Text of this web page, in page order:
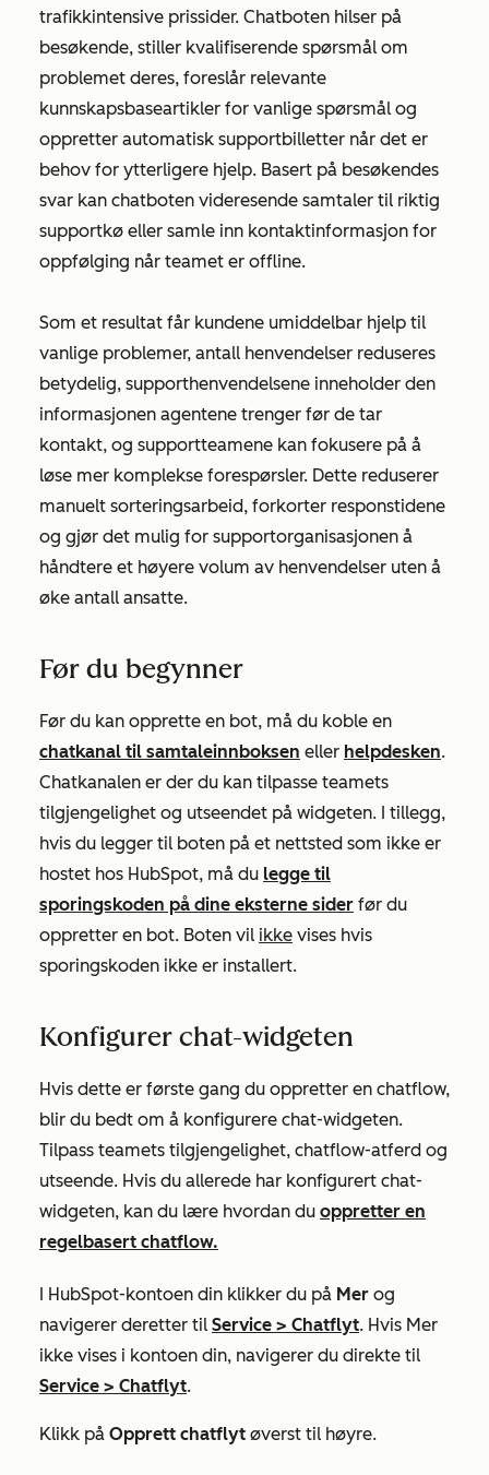
trafikkintensive prissider. Chatboten hilser på
besøkende, stiller kvalifiserende spørsmål om
problemet deres, foreslår relevante
kunnskapsbaseartikler for vanlige spørsmål og
oppretter automatisk supportbilletter når det er
behov for ytterligere hjelp. Basert på besøkendes
svar kan chatboten videresende samtaler til riktig
supportkø eller samle inn kontaktinformasjon for
oppfølging når teamet er offline.
Som et resultat får kundene umiddelbar hjelp til
vanlige problemer, antall henvendelser reduseres
betydelig, supporthenvendelsene inneholder den
informasjonen agentene trenger før de tar
kontakt, og supportteamene kan fokusere på å
løse mer komplekse forespørsler. Dette reduserer
manuelt sorteringsarbeid, forkorter responstidene
og gjør det mulig for supportorganisasjonen å
håndtere et høyere volum av henvendelser uten å
øke antall ansatte.
Før du begynner
Før du kan opprette en bot, må du koble en
chatkanal til samtaleinnboksen eller helpdesken.
Chatkanalen er der du kan tilpasse teamets
tilgjengelighet og utseendet på widgeten. I tillegg,
hvis du legger til boten på et nettsted som ikke er
hostet hos HubSpot, må du legge til
sporingskoden på dine eksterne sider før du
oppretter en bot. Boten vil ikke vises hvis
sporingskoden ikke er installert.
Konfigurer chat-widgeten
Hvis dette er første gang du oppretter en chatflow,
blir du bedt om å konfigurere chat-widgeten.
Tilpass teamets tilgjengelighet, chatflow-atferd og
utseende. Hvis du allerede har konfigurert chat-
widgeten, kan du lære hvordan du oppretter en
regelbasert chatflow.
I HubSpot-kontoen din klikker du på Mer og
navigerer deretter til Service > Chatflyt. Hvis Mer
ikke vises i kontoen din, navigerer du direkte til
Service > Chatflyt.
Klikk på Opprett chatflyt øverst til høyre.